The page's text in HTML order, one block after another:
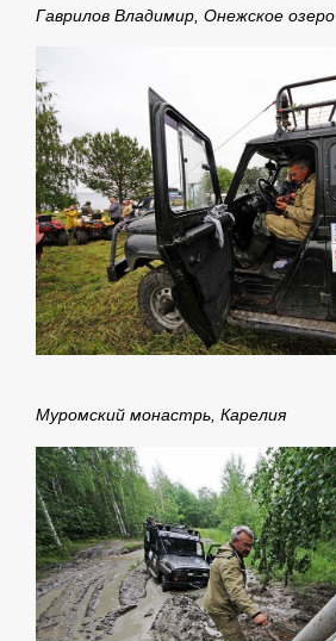
Гаврилов Владимир, Онежское озеро
Муромский монастрь, Карелия